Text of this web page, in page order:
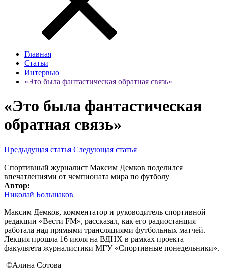
Главная
Статьи
Интервью
«Это была фантастическая обратная связь»
«Это была фантастическая
обратная связь»
Предыдущая статья Следующая статья
Спортивный журналист Максим Демков поделился
впечатлениями от чемпионата мира по футболу
Автор:
Николай Большаков
Максим Демков, комментатор и руководитель спортивной
редакции «Вести FM», рассказал, как его радиостанция
работала над прямыми трансляциями футбольных матчей.
Лекция прошла 16 июля на ВДНХ в рамках проекта
факультета журналистики МГУ «Спортивные понедельники».
©Алина Сотова